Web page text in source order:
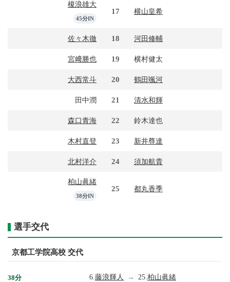
榎浪雄大
45分IN
17 横山皇希
佐々木徹 18 河田修輔
宮﨑勝也 19 横村健太
大西常斗 20 鶴田颯河
田中潤 21 清水和輝
森口青海 22 鈴木達也
木村直登 23 新井尊達
北村洋介 24 須加航貴
柏山眞緒
38分IN
25 都丸香季
選手交代
京都工学院高校 交代
38分 6. 藤浪輝人 → 25. 柏山眞緒